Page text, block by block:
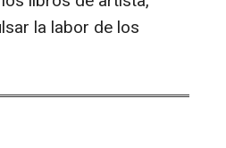
la labor de los